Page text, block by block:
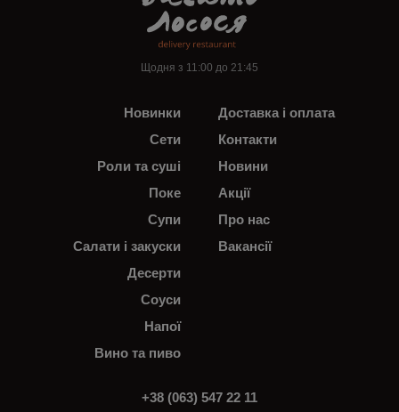
Щодня з 11:00 до 21:45
Новинки
Сети
Роли та суші
Поке
Супи
Салати і закуски
Десерти
Соуси
Напої
Вино та пиво
Доставка і оплата
Контакти
Новини
Акції
Про нас
Вакансії
+38 (063) 547 22 11